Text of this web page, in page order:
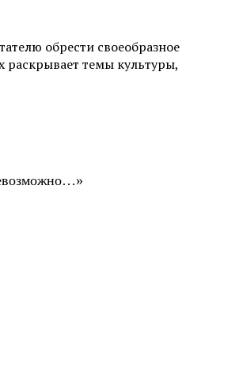
обрести своеобразное
раскрывает темы культуры,